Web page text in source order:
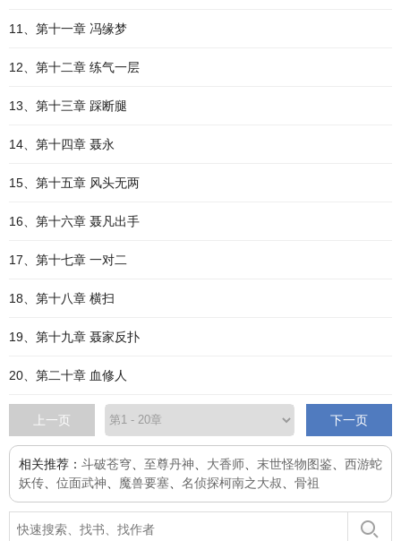
11、第十一章 冯缘梦
12、第十二章 练气一层
13、第十三章 踩断腿
14、第十四章 聂永
15、第十五章 风头无两
16、第十六章 聂凡出手
17、第十七章 一对二
18、第十八章 横扫
19、第十九章 聂家反扑
20、第二十章 血修人
上一页 下一页
相关推荐： 斗破苍穹 至尊丹神 大香师 末世怪物图鉴
西游蛇
妖传
位面武神 魔兽要塞 名侦探柯南之大叔 骨祖